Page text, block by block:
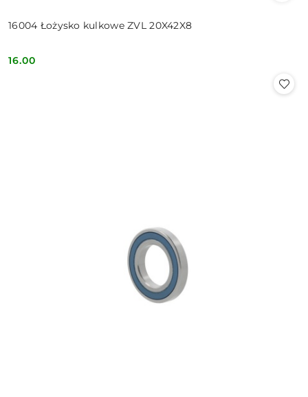
16004 Łożysko kulkowe ZVL 20X42X8
Cena:
16.00